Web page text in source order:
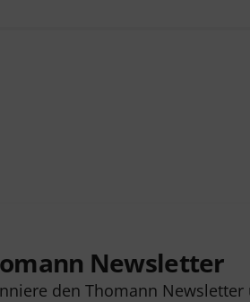
Newsletter
den Thomann